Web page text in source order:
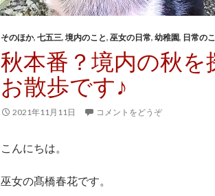
そのほか, 七五三, 境内のこと, 巫女の日常, 幼稚園, 日常の
秋本番？境内の秋を
お散歩です♪
2021年11月11日 コメントをどうぞ
こんにちは。
巫女の髙橋春花です。